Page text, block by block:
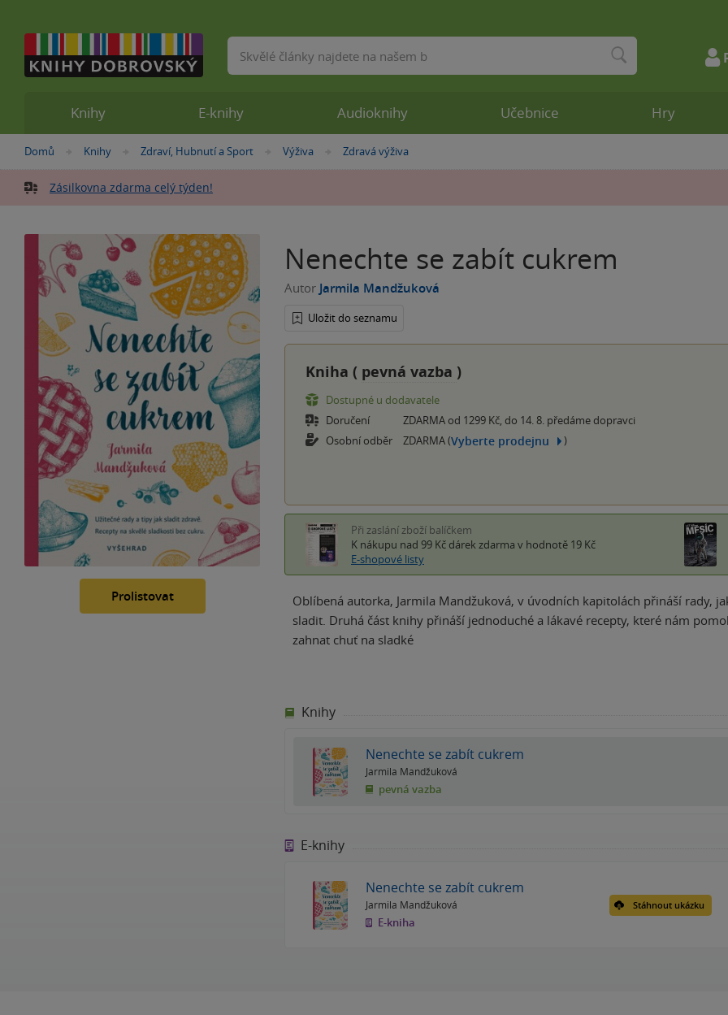
Nacházíte
zde:
Domů »
Knihy »
Zdraví, Hubnutí a Sport »
Výživa »
Zdravá výživa
Zásilkovna zdarma celý týden!
Prolistovat
Nenechte se zabít cukrem
Autor Jarmila Mandžuková
Uložit do seznamu
Kniha ( pevná vazba )
Dostupné u dodavatele
Doručení
ZDARMA od 1299 Kč, do 14. 8. předáme dopravci
Osobní odběr
ZDARMA (Vyberte prodejnu )
Při zaslání zboží balíčkem
K nákupu nad 99 Kč dárek zdarma v hodnotě 19 Kč
E-shopové listy
Oblíbená autorka, Jarmila Mandžuková, v úvodních kapitolách přináší rady,
sladit. Druhá část knihy přináší jednoduché a lákavé recepty, které nám
zahnat chuť na sladké
Knihy
Nenechte se zabít cukrem
Jarmila Mandžuková
pevná vazba
E-knihy
Nenechte se zabít cukrem
Jarmila Mandžuková
E-kniha
Stáhnout ukázku
Knihy E-knihy Audioknihy Učebnice Hry
Vyhledávání